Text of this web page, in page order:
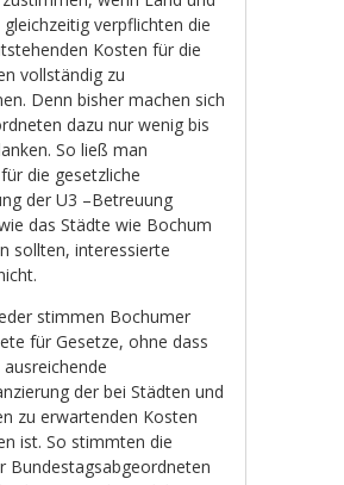
gleichzeitig verpflichten die
Kosten für die
vollständig zu
Denn bisher machen sich
dazu nur wenig bis
So ließ man
die gesetzliche
der U3 –Betreuung
das Städte wie Bochum
sollten, interessierte
stimmen Bochumer
für Gesetze, ohne dass
der bei Städten und
zu erwartenden Kosten
ist. So stimmten die
Bundestagsabgeordneten